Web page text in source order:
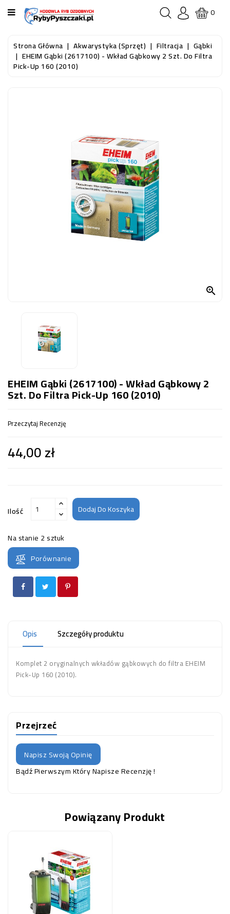
KATEGORIA
STRONA
GŁÓWNA
0
Strona Główna Akwarystyka (sprzęt) Filtracja Gąbki
EHEIM Gąbki (2617100) - Wkład Gąbkowy 2 Szt. Do Filtra
Pick-Up 160 (2010)

EHEIM Gąbki (2617100) - Wkład Gąbkowy 2
Szt. Do Filtra Pick-Up 160 (2010)
Przeczytaj Recenzję
44,00 zł
Ilość Dodaj Do Koszyka
Na stanie 2 sztuk
Porównanie
Opis Szczegóły produktu
Komplet 2 oryginalnych wkładów gąbkowych do filtra EHEIM
Pick-Up 160 (2010).
Przejrzeć
Napisz Swoją Opinię
Bądź Pierwszym Który Napisze Recenzję !
Powiązany Produkt